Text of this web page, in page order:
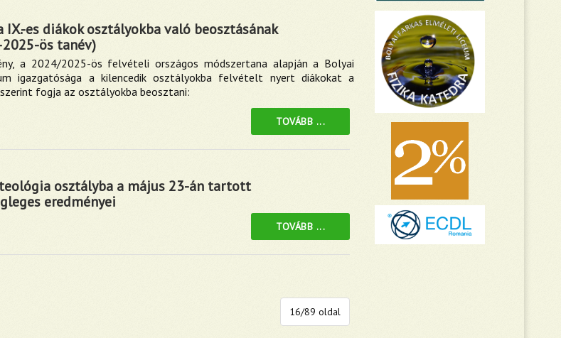
IX.-es diákok osztályokba való beosztásának
ös tanév)
a 2024/2025-ös felvételi országos módszertana alapján a Bolyai
igazgatósága a kilencedik osztályokba felvételt nyert diákokat a
fogja az osztályokba beosztani:
TOVÁBB ...
osztályba a május 23-án tartott
eredményei
TOVÁBB ...
16/89 oldal